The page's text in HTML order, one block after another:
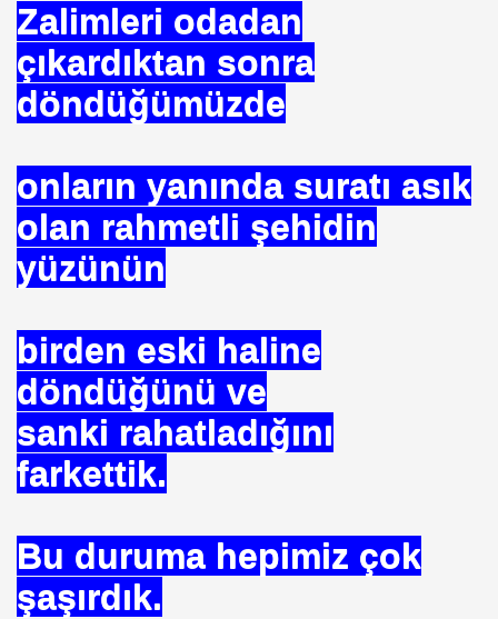
Zalimleri odadan
çıkardıktan sonra
döndüğümüzde
onların yanında suratı asık
olan rahmetli şehidin
yüzünün
birden eski haline
döndüğünü ve
sanki rahatladığını
farkettik.
Bu duruma hepimiz çok
şaşırdık.
VAKFI
İSMAİL TOPKAR